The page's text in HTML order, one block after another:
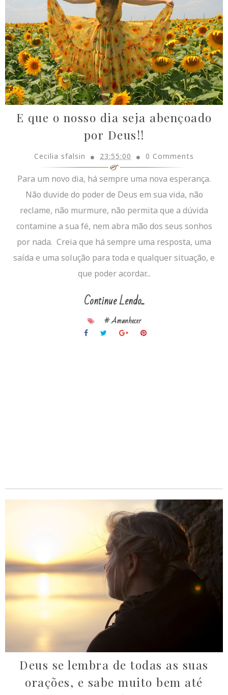
E que o nosso dia seja abençoado
por Deus!!
Cecilia sfalsin 23:55:00 0 Comments
Para um novo dia, há sempre uma nova esperança.
Não duvide do poder de Deus em sua vida, não
reclame, não murmure, não permita que a dúvida
contamine a sua fé, nem abra mão dos seus sonhos
por nada. Creia que há sempre uma resposta, uma
saída e uma solução para toda e qualquer situação, e
que poder acordar...
Continue Lendo...
# Amanhecer
Deus se lembra de todas as suas
orações, e sabe muito bem até